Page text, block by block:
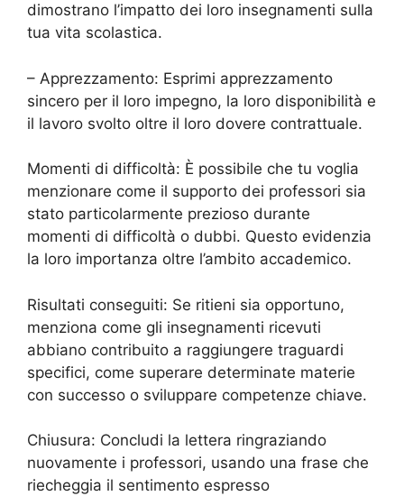
dimostrano l’impatto dei loro insegnamenti sulla
tua vita scolastica.
– Apprezzamento: Esprimi apprezzamento
sincero per il loro impegno, la loro disponibilità e
il lavoro svolto oltre il loro dovere contrattuale.
Momenti di difficoltà: È possibile che tu voglia
menzionare come il supporto dei professori sia
stato particolarmente prezioso durante
momenti di difficoltà o dubbi. Questo evidenzia
la loro importanza oltre l’ambito accademico.
Risultati conseguiti: Se ritieni sia opportuno,
menziona come gli insegnamenti ricevuti
abbiano contribuito a raggiungere traguardi
specifici, come superare determinate materie
con successo o sviluppare competenze chiave.
Chiusura: Concludi la lettera ringraziando
nuovamente i professori, usando una frase che
riecheggia il sentimento espresso